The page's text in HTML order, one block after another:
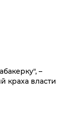
–
краха власти